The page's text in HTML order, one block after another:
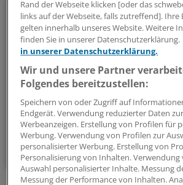
Politik & Debatte
Mit diesem Newsletter blicken Sie
Geschehen in der
Hintergründen und einem Blick auf
bestimmen.
14-tägig, donnerstags
Zum Abonnieren bitte
Rand der Webseite klicken [oder das
links auf der Webseite, falls zutreffend]. Ihre
gelten innerhalb unseres Website. Weitere
finden Sie in unserer Datenschutzerklärung.
in unserer Datenschutzerklärung.
Wir und unsere Partner
Folgendes bereitzustellen:
Speichern von oder Zugriff auf
Endgerät. Verwendung reduzierter Daten
Werbeanzeigen. Erstellung von Profilen für
Werbung. Verwendung von Profilen zur
personalisierter Werbung. Erstellung von
Personalisierung von Inhalten.
Auswahl personalisierter Inhalte. Messung
Messung der Performance von Inhalten.